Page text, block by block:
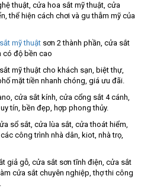
thuật, cửa hoa sắt mỹ thuật, cửa
thể hiện cách chơi và gu thẫm mỹ của
mỹ thuật sơn 2 thành phần, cửa sắt
có độ bền cao
mỹ thuật cho khách sạn, biệt thự,
mặt tiền nhanh chóng, giá ưu đãi.
cửa sắt kính, cửa cổng sắt 4 cánh,
tín, bền đẹp, hợp phong thủy.
sổ sắt, cửa lùa sắt, cửa thoát hiểm,
công trình nhà dân, kiot, nhà trọ,
giả gỗ, cửa sắt sơn tĩnh điện, cửa sắt
cửa sắt chuyên nghiệp, thợ thi công